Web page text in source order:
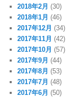
2018年2月 (30)
2018年1月 (46)
2017年12月 (34)
2017年11月 (42)
2017年10月 (57)
2017年9月 (44)
2017年8月 (53)
2017年7月 (48)
2017年6月 (50)